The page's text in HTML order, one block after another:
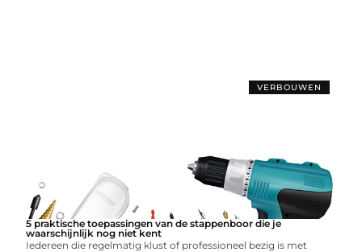
VERBOUWEN
5 praktische toepassingen van de stappenboor die je
waarschijnlijk nog niet kent
Iedereen die regelmatig klust of professioneel bezig is met